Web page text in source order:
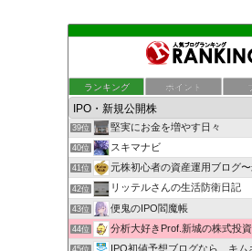
ランキング ポイント
37位 もんきち雑貨店投資日記
38位 株マニュアル まったり資産運用
39位 堅実にお金を増やす日々
40位 スキマナビ
41位 元株初心者の資産運用ブログ〜米国株
42位 リッテルさんの生活防衛日記
43位 便鬼のIPO閻魔帳
44位 分析大好きProf.新城の株式投資【ホ
45位 IPO初値予想ブログなら、キ